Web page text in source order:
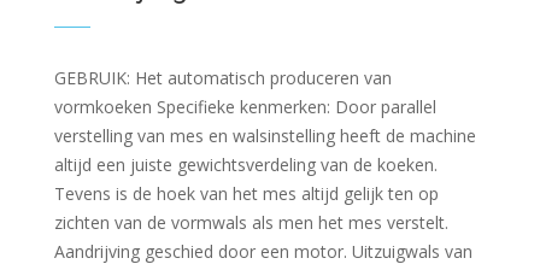
GEBRUIK: Het automatisch produceren van
vormkoeken Specifieke kenmerken: Door parallel
verstelling van mes en walsinstelling heeft de machine
altijd een juiste gewichtsverdeling van de koeken.
Tevens is de hoek van het mes altijd gelijk ten op
zichten van de vormwals als men het mes verstelt.
Aandrijving geschied door een motor. Uitzuigwals van